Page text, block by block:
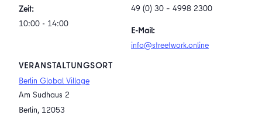
Zeit:
10:00 - 14:00
VERANSTALTUNGSORT
Berlin Global Village
Am Sudhaus 2
Berlin, 12053
49 (0) 30 – 4998 2300
E-Mail:
info@streetwork.online